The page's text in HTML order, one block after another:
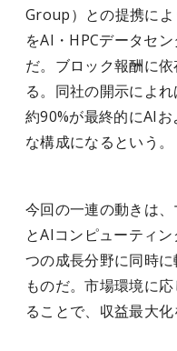
Group）との提携に
をAI・HPCデータセ
だ。ブロック報酬に
る。同社の開示によ
約90%が最終的にAI
な構成になるという。
今回の一連の動きは
とAIコンピューティ
つの成長分野に同時
ものだ。市場環境に
ることで、収益最大化